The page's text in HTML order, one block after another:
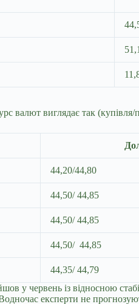
валют виглядає так (купівля/
44,20/44,80
44,50/ 44,85
44,50/ 44,85
44,50/ 44,85
44,35/ 44,79
у червень із відносною
експерти не